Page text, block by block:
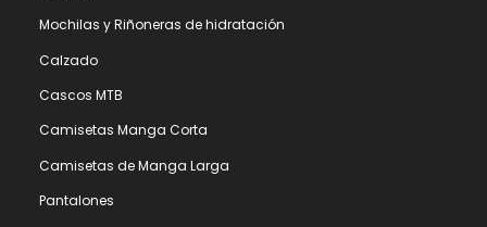
Mochilas y Riñoneras de hidratación
Calzado
Cascos MTB
Camisetas Manga Corta
Camisetas de Manga Larga
Pantalones